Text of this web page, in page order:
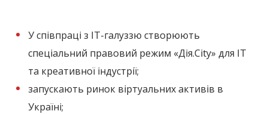
У співпраці з IT-галуззю створюють
спеціальний правовий режим «Дія.City» для IT
та креативної індустрії;
запускають ринок віртуальних активів в
Україні;